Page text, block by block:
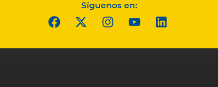
Síguenos en: